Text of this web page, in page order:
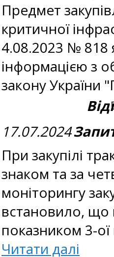
Предмет
критичної
4.08.2023 № 818
інформацією з
закону України
17.07.2024
При закупілі
знаком та за
моніторингу
встановило, що
показником 3-
Читати далі